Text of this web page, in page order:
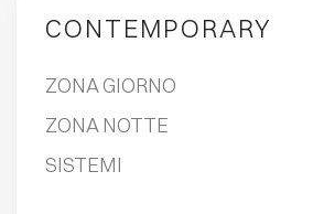
CONTEMPORARY
ZONA GIORNO
ZONA NOTTE
SISTEMI